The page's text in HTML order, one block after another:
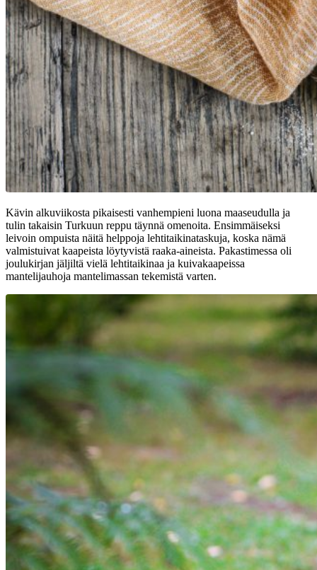
Kävin alkuviikosta pikaisesti vanhempieni luona maaseudulla ja
tulin takaisin Turkuun reppu täynnä omenoita. Ensimmäiseksi
leivoin ompuista näitä helppoja lehtitaikinataskuja, koska nämä
valmistuivat kaapeista löytyvistä raaka-aineista. Pakastimessa oli
joulukirjan jäljiltä vielä lehtitaikinaa ja kuivakaapeissa
mantelijauhoja mantelimassan tekemistä varten.